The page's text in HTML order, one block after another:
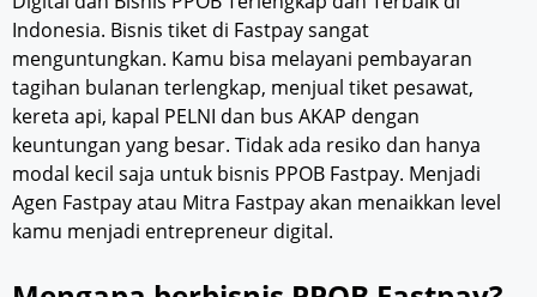
Indonesia. Bisnis tiket di Fastpay sangat
menguntungkan. Kamu bisa melayani pembayaran
tagihan bulanan terlengkap, menjual tiket pesawat,
kereta api, kapal PELNI dan bus AKAP dengan
keuntungan yang besar. Tidak ada resiko dan hanya
modal kecil saja untuk bisnis PPOB Fastpay. Menjadi
Agen Fastpay atau Mitra Fastpay akan menaikkan level
kamu menjadi entrepreneur digital.